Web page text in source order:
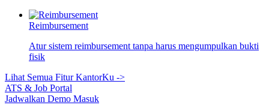
Reimbursement
Atur sistem reimbursement tanpa harus mengumpulkan bukti
fisik
Lihat Semua Fitur KantorKu ->
ATS & Job Portal
Jadwalkan Demo Masuk